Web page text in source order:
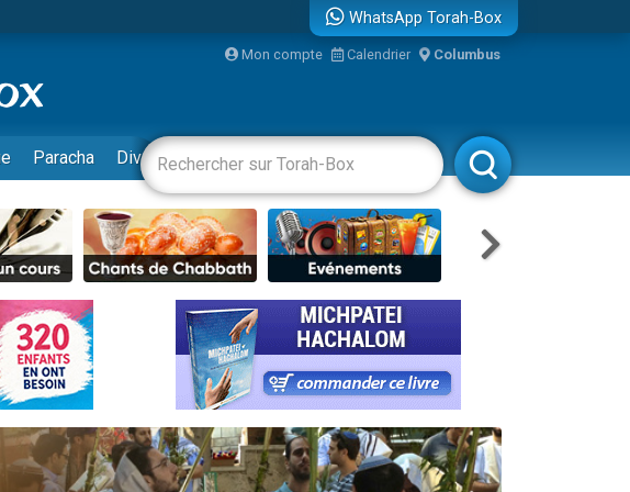
Orphelins
insalubre
Birkat Hamazone à travers le temps
WhatsApp Torah-Box
Mon compte Calendrier Columbus
Paracha Divertissements Livres Rabbanim